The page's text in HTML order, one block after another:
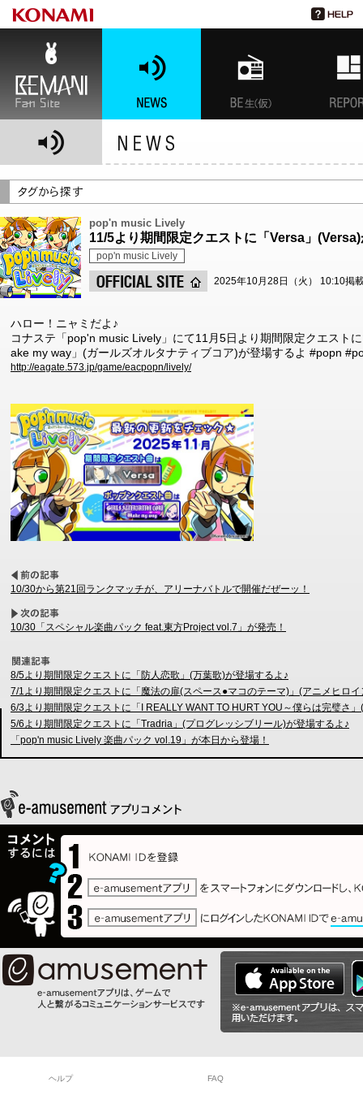
pop'n music Lively
11/5より期間限定クエストに「Versa」
pop'n music Lively
2025年10月28日（火） 10:10掲
ハロー！ニャミだよ♪
コナステ「pop'n music Lively」にて11月5日より期間限定クエスト
ake my way」(ガールズオルタナティブコア)が登場するよ #popn
http://eagate.573.jp/game/eacpopn/lively/
10/30から第21回ランクマッチが、アリーナバトルで開催だぜーッ！
10/30「スペシャル楽曲パック feat.東方Project vol.7」が発売！
8/5より期間限定クエストに「防人恋歌」(万葉歌)が登場するよ♪
7/1より期間限定クエストに「魔法の扉(スペース●マコのテーマ)」(アニメヒロ
6/3より期間限定クエストに「I REALLY WANT TO HURT YOU～僕らは完璧さ
5/6より期間限定クエストに「Tradria」(プログレッシブリール)が登場するよ♪
「pop'n music Lively 楽曲パック vol.19」が本日から登場！
ヘルプ FAQ